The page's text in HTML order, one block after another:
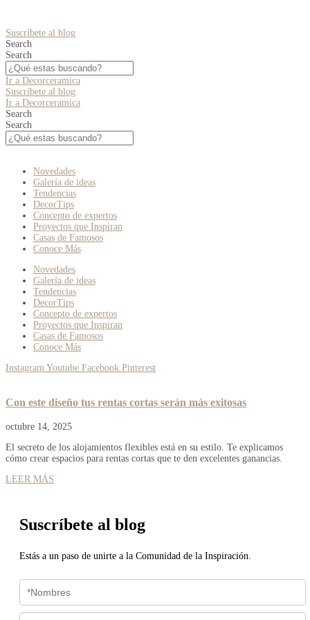
Suscríbete al blog
Search
Search
Ir a Decorceramica
Suscríbete al blog
Ir a Decorceramica
Search
Search
Novedades
Galería de ideas
Tendencias
DecorTips
Concepto de expertos
Proyectos que Inspiran
Casas de Famosos
Conoce Más
Novedades
Galería de ideas
Tendencias
DecorTips
Concepto de expertos
Proyectos que Inspiran
Casas de Famosos
Conoce Más
Instagram Youtube Facebook Pinterest
Con este diseño tus rentas cortas serán más exitosas
octubre 14, 2025
El secreto de los alojamientos flexibles está en su estilo. Te explicamos
cómo crear espacios para rentas cortas que te den excelentes ganancias.
LEER MÁS
Suscríbete al blog
Estás a un paso de unirte a la Comunidad de la Inspiración.